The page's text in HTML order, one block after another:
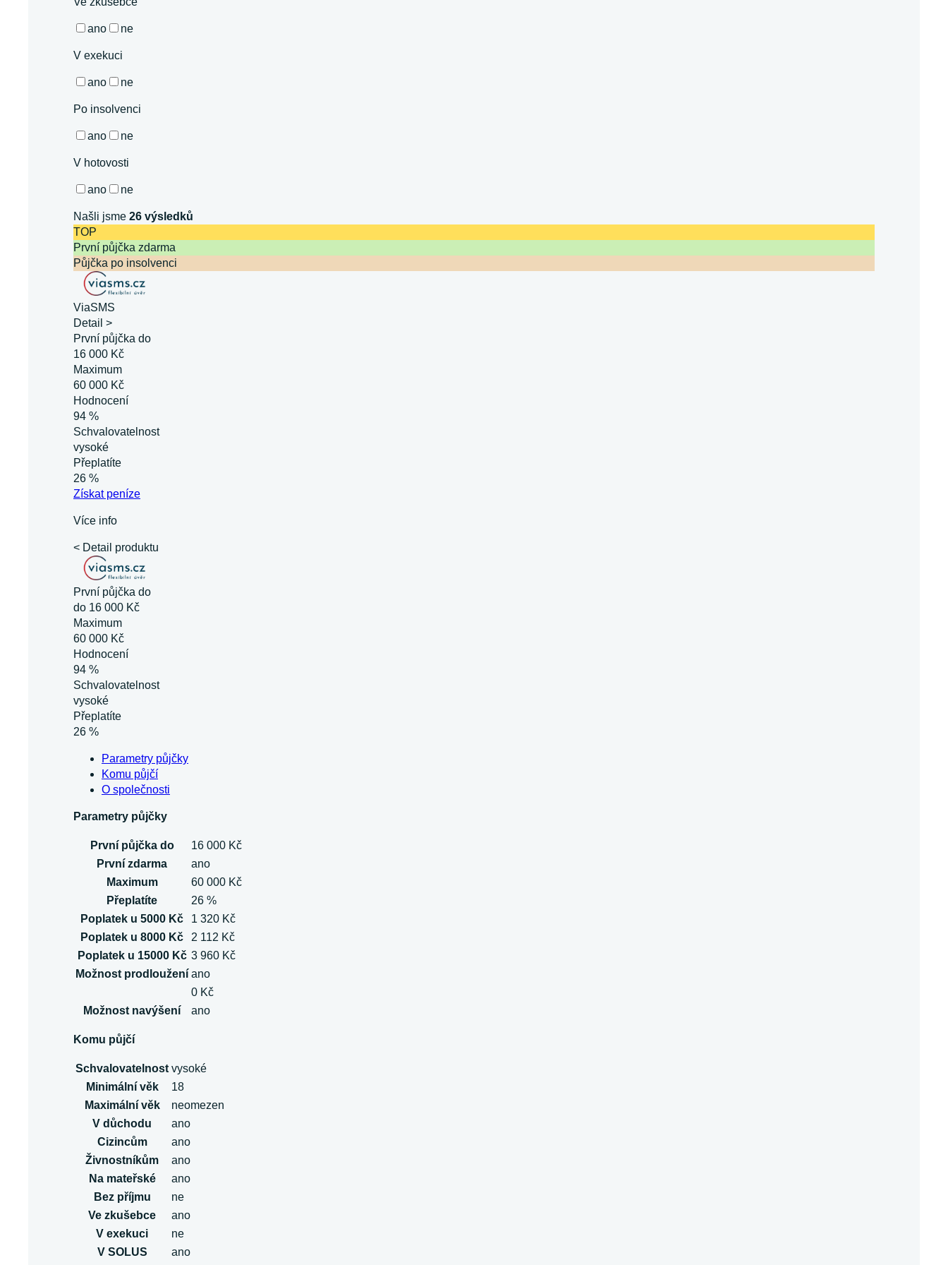
ano ne
V exekuci
ano ne
Po insolvenci
ano ne
V hotovosti
ano ne
Našli jsme 26 výsledků
TOP
První půjčka zdarma
Půjčka po insolvenci
ViaSMS
Detail >
První půjčka do
16 000 Kč
Maximum
60 000 Kč
Hodnocení
94 %
Schvalovatelnost
vysoké
Přeplatíte
26 %
Získatpeníze
Více info
< Detail produktu
První půjčka do
do 16 000 Kč
Maximum
60 000 Kč
Hodnocení
94 %
Schvalovatelnost
vysoké
Přeplatíte
26 %
Parametry půjčky
Komu půjčí
O společnosti
Parametry půjčky
První půjčka do
16 000 Kč
První zdarma
ano
Maximum
60 000 Kč
Přeplatíte
26 %
Poplatek u 5000 Kč
1 320 Kč
Poplatek u 8000 Kč
2 112 Kč
Poplatek u 15000 Kč 3 960 Kč
Možnost prodloužení ano
0 Kč
Možnost navýšení
ano
Komu půjčí
Schvalovatelnost vysoké
Minimální věk
18
Maximální věk
neomezen
V důchodu
ano
Cizincům
ano
Živnostníkům
ano
Na mateřské
ano
Bez příjmu
ne
Ve zkušebce
ano
V exekuci
ne
V SOLUS
ano